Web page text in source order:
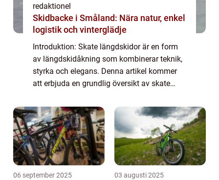
redaktionel
Skidbacke i Småland: Nära natur, enkel
logistik och vinterglädje
Introduktion: Skate längdskidor är en form
av längdskidåkning som kombinerar teknik,
styrka och elegans. Denna artikel kommer
att erbjuda en grundlig översikt av skate
aspekter, inklusive dess definition, typer, po...
06 september 2025 03 augusti 2025